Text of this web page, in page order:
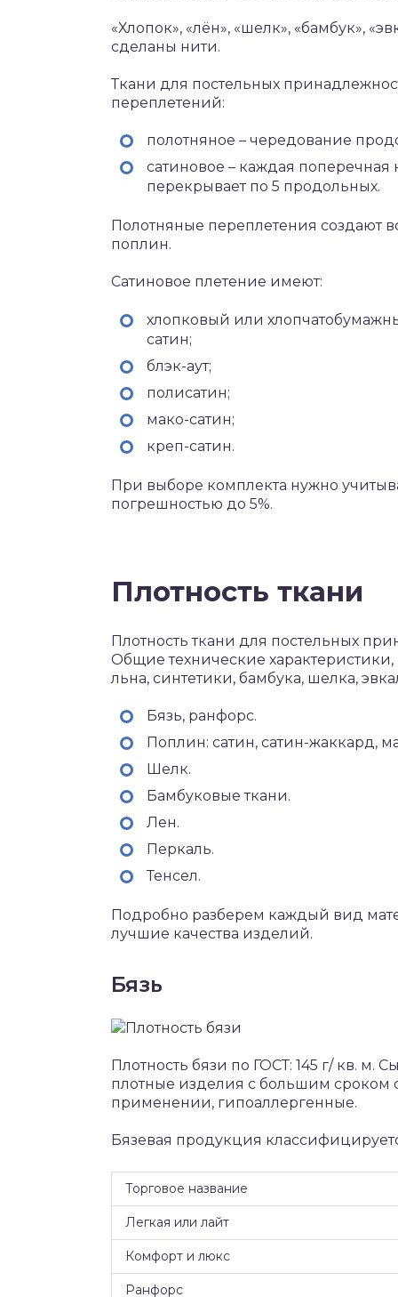
«Хлопок», «лён», «шелк», «бамбук»,
сделаны нити.
Ткани для постельных
переплетений:
полотняное – чередование
сатиновое – каждая
перекрывает по 5 продольных.
Полотняные переплетения создают
поплин.
Сатиновое плетение имеют:
хлопковый или
сатин;
блэк-аут;
полисатин;
мако-сатин;
креп-сатин.
При выборе комплекта нужно
погрешностью до 5%.
Плотность ткани
Плотность ткани для постельных
Общие технические
льна, синтетики, бамбука, шелка,
Бязь, ранфорс.
Поплин: сатин, сатин-жаккард,
Шелк.
Бамбуковые ткани.
Лен.
Перкаль.
Тенсел.
Подробно разберем каждый вид
лучшие качества изделий.
Бязь
Плотность бязи по ГОСТ: 145 г/ кв. м.
плотные изделия с большим
применении, гипоаллергенные.
Бязевая продукция
Торговое название
Легкая или лайт
Комфорт и люкс
Ранфорс